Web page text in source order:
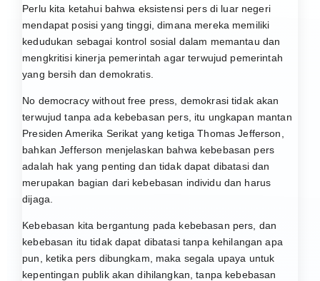
Perlu kita ketahui bahwa eksistensi pers di luar negeri
mendapat posisi yang tinggi, dimana mereka memiliki
kedudukan sebagai kontrol sosial dalam memantau dan
mengkritisi kinerja pemerintah agar terwujud pemerintah
yang bersih dan demokratis.
No democracy without free press, demokrasi tidak akan
terwujud tanpa ada kebebasan pers, itu ungkapan mantan
Presiden Amerika Serikat yang ketiga Thomas Jefferson,
bahkan Jefferson menjelaskan bahwa kebebasan pers
adalah hak yang penting dan tidak dapat dibatasi dan
merupakan bagian dari kebebasan individu dan harus
dijaga.
Kebebasan kita bergantung pada kebebasan pers, dan
kebebasan itu tidak dapat dibatasi tanpa kehilangan apa
pun, ketika pers dibungkam, maka segala upaya untuk
kepentingan publik akan dihilangkan, tanpa kebebasan